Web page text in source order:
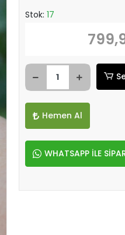
Stok: 17
Hemen Al
WHATSAPP İLE